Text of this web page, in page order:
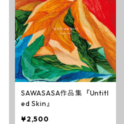
SAWASASA作品集『Untitl
ed Skin』
¥2,500